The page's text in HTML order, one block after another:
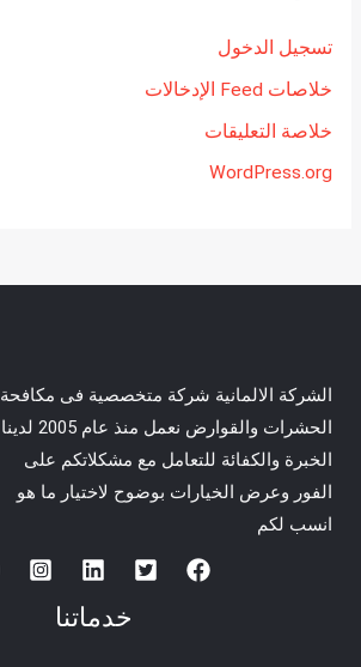
تسجيل الدخول
خلاصات Feed الإدخالات
خلاصة التعليقات
WordPress.org
الشركة الالمانية شركة متخصصية فى مكافحة
الحشرات والقوارض نعمل منذ عام 2005 لدينا
الخبرة والكفائة للتعامل مع مشكلاتكم على
الفور وعرض الخيارات بوضوح لاختيار ما هو
انسب لكم
خدماتنا